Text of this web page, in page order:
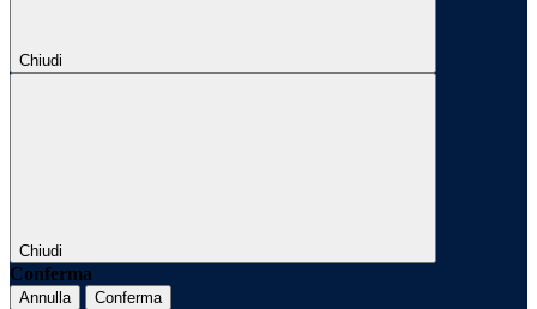
Chiudi
Chiudi
Conferma
Annulla Conferma